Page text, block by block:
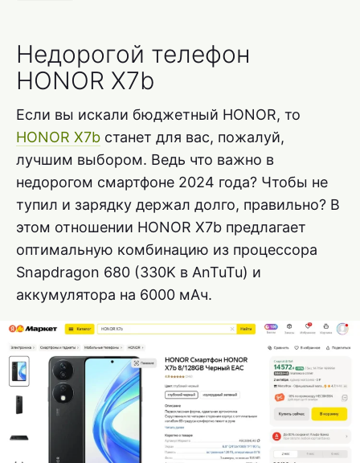
Недорогой телефон
HONOR X7b
Если вы искали бюджетный HONOR, то
HONOR X7b станет для вас, пожалуй,
лучшим выбором. Ведь что важно в
недорогом смартфоне 2024 года? Чтобы не
тупил и зарядку держал долго, правильно? В
этом отношении HONOR X7b предлагает
оптимальную комбинацию из процессора
Snapdragon 680 (330K в AnTuTu) и
аккумулятора на 6000 мАч.